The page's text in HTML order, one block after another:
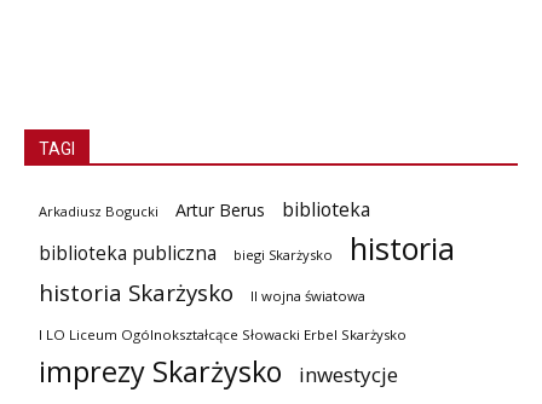
TAGI
Arkadiusz Bogucki Artur Berus
biblioteka
biblioteka publiczna
biegi Skarżysko historia
historia Skarżysko II wojna światowa
I LO Liceum Ogólnokształcące Słowacki Erbel Skarżysko
imprezy Skarżysko inwestycje